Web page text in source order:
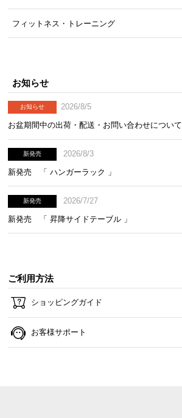
フィットネス・トレーニング
お知らせ
お知らせ
2026/8/5
お盆期間中の出荷・配送・お問い合わせについて
新発売
2026/8/3
新発売 「 ハンガーラック 」
新発売
2026/7/27
新発売 「 昇降サイドテーブル 」
ご利用方法
ショッピングガイド
お客様サポート